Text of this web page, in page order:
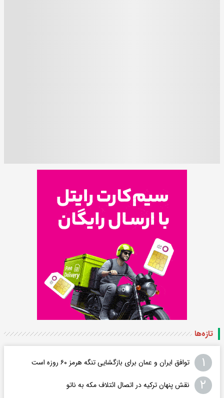
تازه‌ها
۱ توافق ایران و عمان برای بازگشایی تنگه هرمز ۶۰ روزه است
۲ نقش پنهان ترکیه در اتصال ائتلاف مکه به ناتو